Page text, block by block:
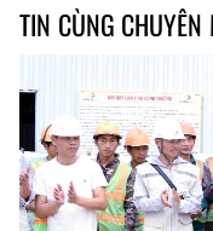
TIN CÙNG CHUYÊN